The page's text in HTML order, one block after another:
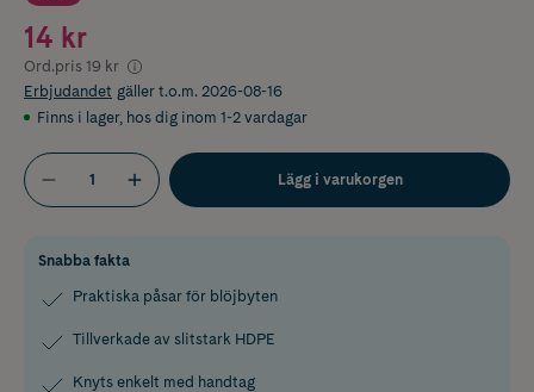
14 kr
Ord.pris 19 kr
Erbjudandet gäller t.o.m. 2026-08-16
Finns i lager, hos dig inom 1-2 vardagar
Lägg i varukorgen
Snabba fakta
Praktiska påsar för blöjbyten
Tillverkade av slitstark HDPE
Knyts enkelt med handtag